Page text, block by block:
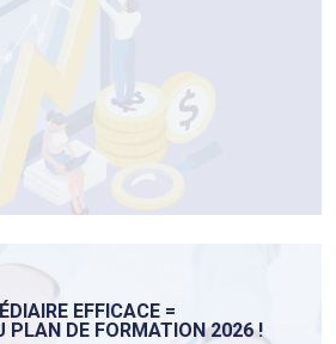
EFFICACE =
PLAN DE FORMATION 2026 !